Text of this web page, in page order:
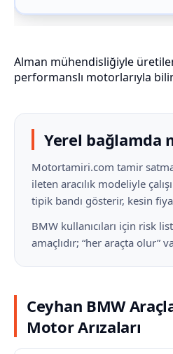
Alman mühendisliğiyle
performanslı motorlarıyla
Yerel bağlamda
Motortamiri.com tamir
ileten aracılık modeliyle
tipik bandı gösterir, kesin
BMW kullanıcıları için risk
amaçlıdır; “her araçta olur”
Ceyhan BMW
Motor Arızaları